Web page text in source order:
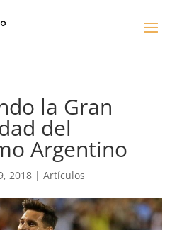
la Gran
del
Argentino
2018| Artículos